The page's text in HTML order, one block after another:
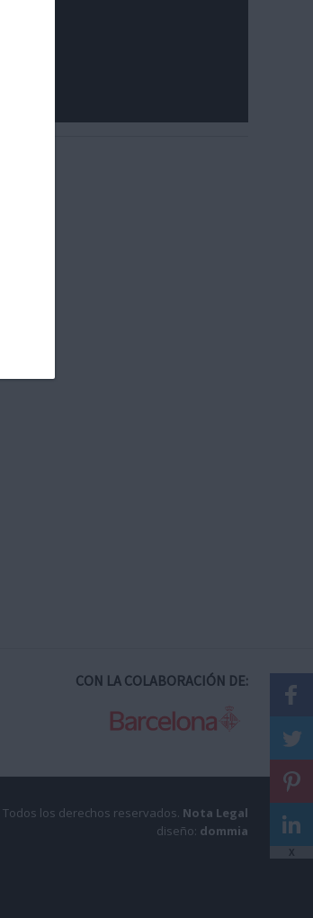
CON LA COLABORACIÓN DE:
Todos los derechos reservados. Nota Legal
diseño: dommia
X